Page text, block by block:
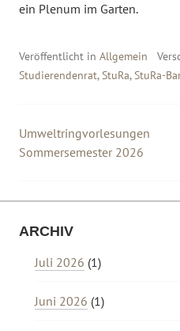
ein Plenum im Garten.
Veröffentlicht in Allgemein
Studierendenrat,StuRa,StuRa-
Beitragsnavigation
Umweltringvorlesungen
Sommersemester 2026
ARCHIV
Juli 2026 (1)
Juni 2026 (1)